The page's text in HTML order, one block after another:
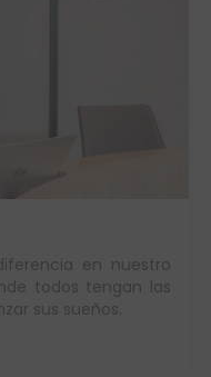
en nuestro
todos tengan las
sus sueños.